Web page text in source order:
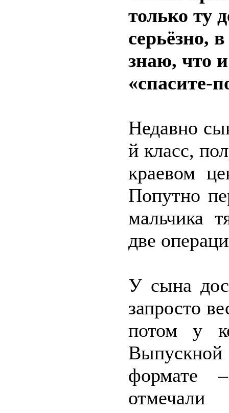
только ту
серьёзно,
знаю, что
«спасите-
Недавно
й класс,
краевом
Попутно
мальчика
две
У сына
запросто
потом у
формате